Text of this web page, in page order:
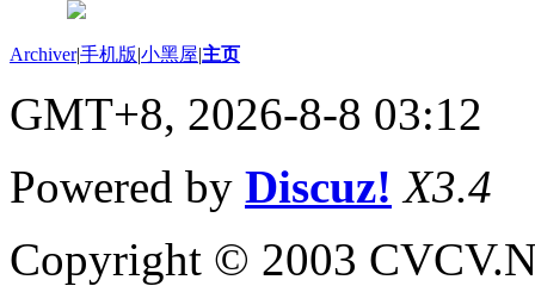
Archiver|手机版|小黑屋|主页
GMT+8, 2026-8-8 03:12
Powered by Discuz! X3.4
Copyright © 2003